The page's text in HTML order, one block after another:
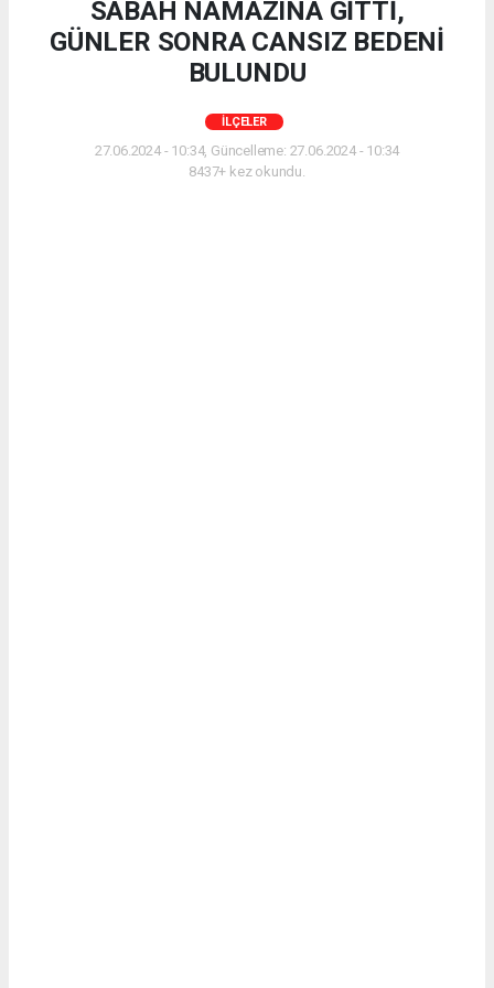
SABAH NAMAZINA GİTTİ,
GÜNLER SONRA CANSIZ BEDENİ
BULUNDU
İLÇELER
27.06.2024 - 10:34, Güncelleme: 27.06.2024 - 10:34
8437+ kez okundu.